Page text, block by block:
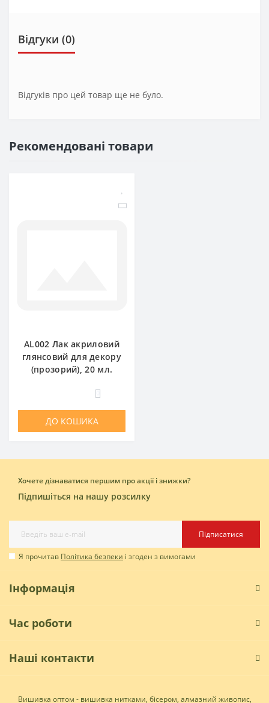
Відгуки (0)
Відгуків про цей товар ще не було.
Рекомендовані товари
AL002 Лак акриловий
глянсовий для декору
(прозорий), 20 мл.
0
ДО КОШИКА
Хочете дізнаватися першим про акції і знижки?
Підпишіться на нашу розсилку
Підписатися
Я прочитав Політика безпеки і згоден з вимогами
Інформація
Час роботи
Наші контакти
Вишивка оптом - вишивка нитками, бісером, алмазний живопис,